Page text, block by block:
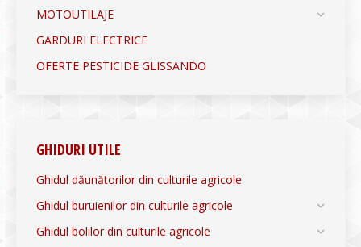
MOTOUTILAJE
GARDURI ELECTRICE
OFERTE PESTICIDE GLISSANDO
GHIDURI UTILE
Ghidul dăunătorilor din culturile agricole
Ghidul buruienilor din culturile agricole
Ghidul bolilor din culturile agricole